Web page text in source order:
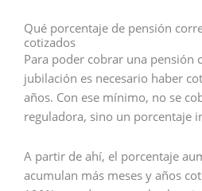
Qué porcentaje de pensión
cotizados
Para poder cobrar una pensión
jubilación es necesario haber
años. Con ese mínimo, no se
reguladora, sino un porcentaje
A partir de ahí, el porcentaje
acumulan más meses y años